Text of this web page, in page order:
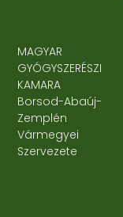
MAGYAR
GYÓGYSZERÉSZI
KAMARA
Borsod-Abaúj-
Zemplén
Vármegyei
Szervezete